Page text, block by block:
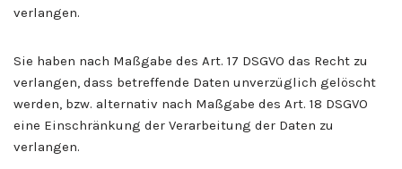
verlangen.
Sie haben nach Maßgabe des Art. 17 DSGVO das Recht zu
verlangen, dass betreffende Daten unverzüglich gelöscht
werden, bzw. alternativ nach Maßgabe des Art. 18 DSGVO
eine Einschränkung der Verarbeitung der Daten zu
verlangen.